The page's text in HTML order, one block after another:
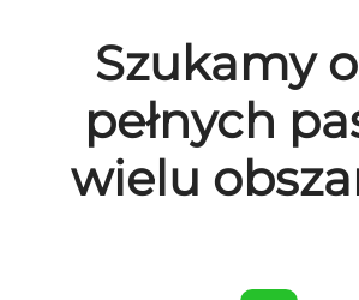
Szukamy
pełnych
wielu